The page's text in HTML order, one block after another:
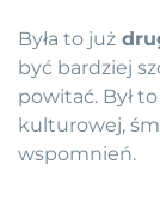
Była to już
być bardziej
powitać. Był
kulturowej,
wspomnień.